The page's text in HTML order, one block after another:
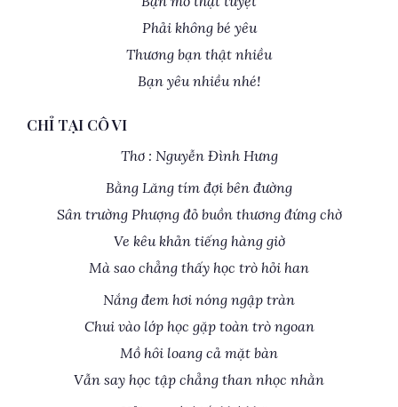
Phải không bé yêu
Thương bạn thật nhiều
Bạn yêu nhiều nhé!
CHỈ TẠI CÔ VI
Thơ : Nguyễn Đình Hưng
Bằng Lăng tím đợi bên đường
Sân trường Phượng đỏ buồn thương đứng chờ
Ve kêu khản tiếng hàng giờ
Mà sao chẳng thấy học trò hỏi han
Nắng đem hơi nóng ngập tràn
Chui vào lớp học gặp toàn trò ngoan
Mồ hôi loang cả mặt bàn
Vẫn say học tập chẳng than nhọc nhằn